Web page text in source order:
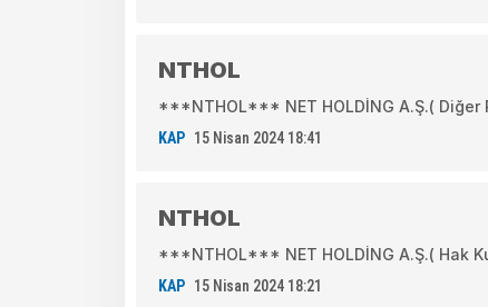
NTHOL
***NTHOL*** NET HOLDİNG A.Ş.( Diğer
KAP 15 Nisan 2024 18:41
NTHOL
***NTHOL*** NET HOLDİNG A.Ş.( Hak
KAP 15 Nisan 2024 18:21